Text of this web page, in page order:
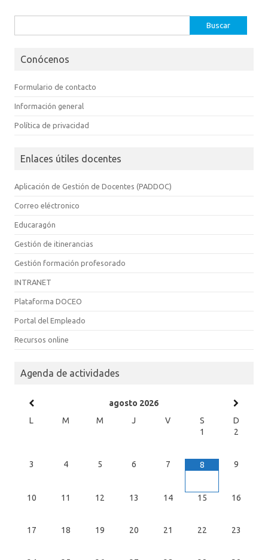
Conócenos
Formulario de contacto
Información general
Política de privacidad
Enlaces útiles docentes
Aplicación de Gestión de Docentes (PADDOC)
Correo eléctronico
Educaragón
Gestión de itinerancias
Gestión formación profesorado
INTRANET
Plataforma DOCEO
Portal del Empleado
Recursos online
Agenda de actividades
agosto 2026
L
M M J V S
D
1
2
3 4 5 6 7 8 9
10 11 12 13 14 15 16
17 18 19 20 21 22 23